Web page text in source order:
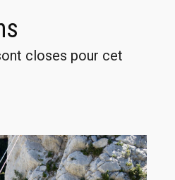
closes pour cet